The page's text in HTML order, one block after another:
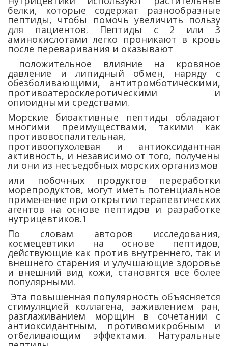
белки, которые содержат разнообразные
пептиды, чтобы помочь увеличить пользу
для пациентов. Пептиды с 2 или 3
аминокислотами легко проникают в кровь
после переваривания и оказывают
положительное влияние на кровяное
давление и липидный обмен, наряду с
обезболивающими, антитромботическими,
противоатеросклеротическими и
опиоидными средствами.
Морские биоактивные пептиды обладают
многими преимуществами, такими как
противовоспалительная,
противоопухолевая и антиоксидантная
активность, и независимо от того, получены
ли они из несъедобных морских организмов
или побочных продуктов переработки
морепродуктов, могут иметь потенциальное
применение при открытии терапевтических
агентов на основе пептидов и разработке
нутрицевтиков.1
По словам авторов исследования,
космецевтики на основе пептидов,
действующие как против внутреннего, так и
внешнего старения и улучшающие здоровье
и внешний вид кожи, становятся все более
популярными.
Эта повышенная популярность объясняется
стимуляцией коллагена, заживлением ран,
разглаживанием морщин в сочетании с
антиоксидантным, противомикробным и
отбеливающим эффектами. Натуральные